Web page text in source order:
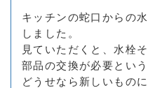
キッチンの蛇口からの
しました。
見ていただくと、水栓
部品の交換が必要とい
どうせなら新しいもの